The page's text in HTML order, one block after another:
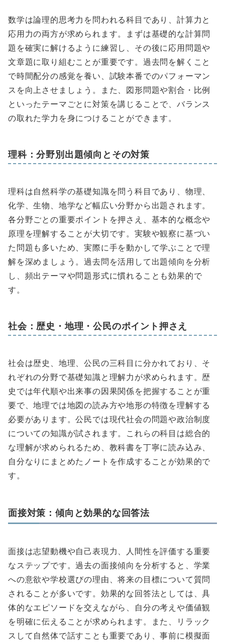
数学は論理的思考力を問われる科目であり、計算力と
応用力の両方が求められます。まずは基礎的な計算問
題を確実に解けるように練習し、その後に応用問題や
文章題に取り組むことが重要です。過去問を解くこと
で時間配分の感覚を養い、試験本番でのパフォーマン
スを向上させましょう。また、図形問題や割合・比例
といったテーマごとに対策を講じることで、バランス
の取れた学力を身につけることができます。
理科：分野別出題傾向とその対策
理科は自然科学の基礎知識を問う科目であり、物理、
化学、生物、地学など幅広い分野から出題されます。
各分野ごとの重要ポイントを押さえ、基本的な概念や
原理を理解することが大切です。実験や観察に基づい
た問題も多いため、実際に手を動かして学ぶことで理
解を深めましょう。過去問を活用して出題傾向を分析
し、頻出テーマや問題形式に慣れることも効果的で
す。
社会：歴史・地理・公民のポイント押さえ
社会は歴史、地理、公民の三科目に分かれており、そ
れぞれの分野で基礎知識と理解力が求められます。歴
史では年代順や出来事の因果関係を把握することが重
要で、地理では地図の読み方や地形の特徴を理解する
必要があります。公民では現代社会の問題や政治制度
についての知識が試されます。これらの科目は総合的
な理解が求められるため、教科書を丁寧に読み込み、
自分なりにまとめたノートを作成することが効果的で
す。
面接対策：傾向と効果的な回答法
面接は志望動機や自己表現力、人間性を評価する重要
なステップです。過去の面接傾向を分析すると、学業
への意欲や学校選びの理由、将来の目標について質問
されることが多いです。効果的な回答法としては、具
体的なエピソードを交えながら、自分の考えや価値観
を明確に伝えることが求められます。また、リラック
スして自然体で話すことも重要であり、事前に模擬面